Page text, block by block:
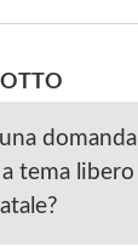
tema